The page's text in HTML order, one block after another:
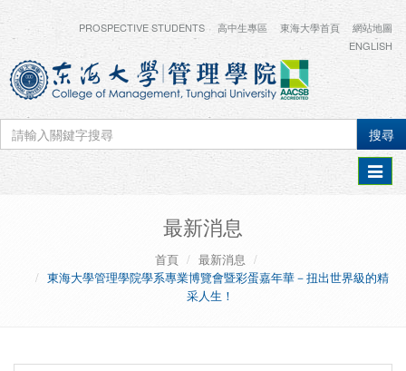
PROSPECTIVE STUDENTS 高中生專區 東海大學首頁
網站地圖
ENGLISH
搜尋
Toggle
最新消息
首頁
最新消息
東海大學管理學院學系專業博覽會暨彩蛋嘉年華－扭出世界級的精
采人生！